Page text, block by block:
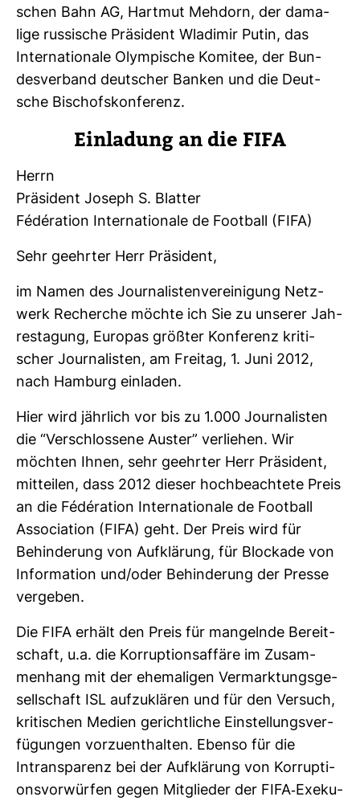
schen Bahn AG, Hartmut Meh­dorn, der dama­
lige rus­si­sche Prä­si­dent Wla­dimir Putin, das
Inter­na­tio­nale Olym­pi­sche Komitee, der Bun­
des­ver­band deut­scher Banken und die Deut­
sche Bischofs­kon­fe­renz.
Ein­la­dung an die FIFA
Herrn
Prä­si­dent Joseph S. Blatter
Fédération Inter­na­tio­nale de Foot­ball (FIFA)
Sehr geehrter Herr Prä­si­dent,
im Namen des Jour­na­lis­ten­ver­ei­ni­gung Netz­
werk Recherche möchte ich Sie zu unserer Jah­
res­ta­gung, Europas größter Kon­fe­renz kri­ti­
scher Jour­na­listen, am Freitag, 1. Juni 2012,
nach Ham­burg ein­laden.
Hier wird jähr­lich vor bis zu 1.000 Jour­na­listen
die “Ver­schlos­sene Auster” ver­liehen. Wir
möchten Ihnen, sehr geehrter Herr Prä­si­dent,
mit­teilen, dass 2012 dieser hoch­be­ach­tete Preis
an die Fédération Inter­na­tio­nale de Foot­ball
Asso­cia­tion (FIFA) geht. Der Preis wird für
Behin­de­rung von Auf­klä­rung, für Blo­ckade von
Infor­ma­tion und/oder Behin­de­rung der Presse
ver­geben.
Die FIFA erhält den Preis für man­gelnde Bereit­
schaft, u.a. die Kor­rup­ti­ons­af­färe im Zusam­
men­hang mit der ehe­ma­ligen Ver­mark­tungs­ge­
sell­schaft ISL auf­zu­klären und für den Ver­such,
kri­ti­schen Medien gericht­liche Ein­stel­lungs­ver­
fü­gungen vor­zu­ent­halten. Ebenso für die
Intrans­pa­renz bei der Auf­klä­rung von Kor­rup­ti­
ons­vor­würfen gegen Mit­glieder der FIFA-​Exe­ku­